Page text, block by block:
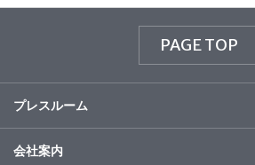
PAGE TOP
プレスルーム
会社案内